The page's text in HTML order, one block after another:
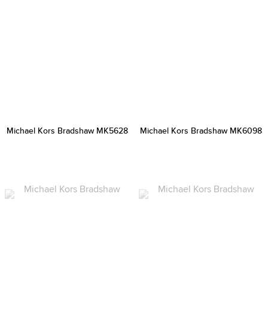
Michael Kors Bradshaw MK5628 Michael Kors Bradshaw MK6098